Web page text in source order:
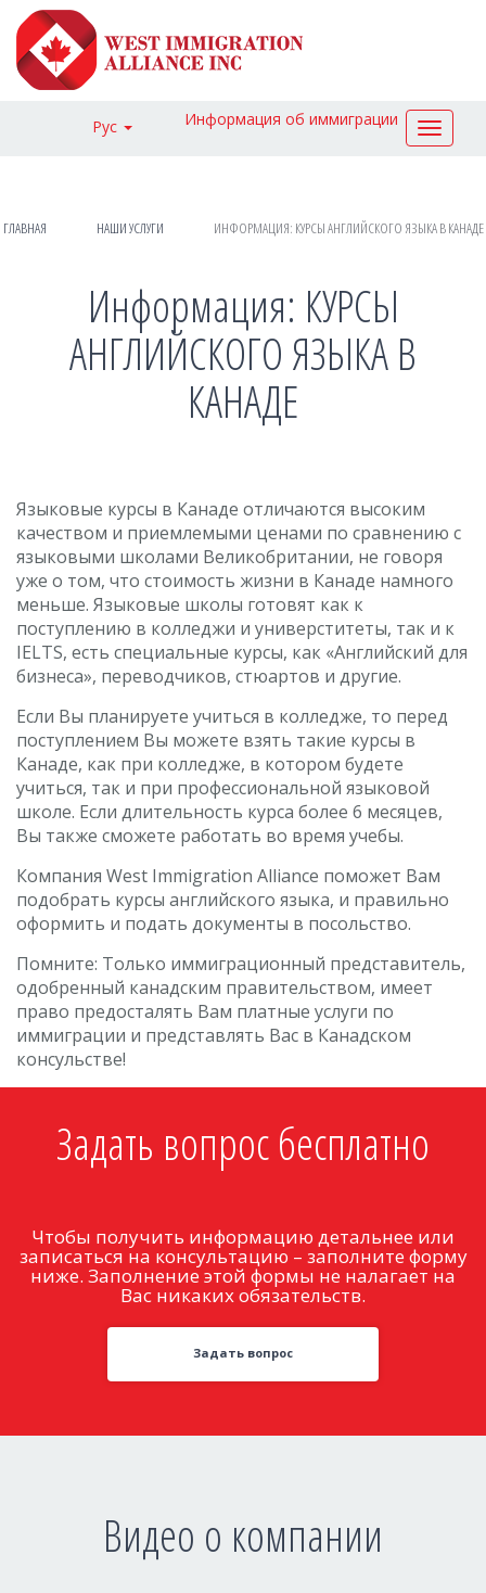
Toggle
Информация об иммиграции
Рус
ГЛАВНАЯ НАШИ УСЛУГИ ИНФОРМАЦИЯ: КУРСЫ АНГЛИЙСКОГО ЯЗЫКА В КАНАДЕ
Информация: КУРСЫ
АНГЛИЙСКОГО ЯЗЫКА В
КАНАДЕ
Языковые курсы в Канаде отличаются высоким
качеством и приемлемыми ценами по сравнению с
языковыми школами Великобритании, не говоря
уже о том, что стоимость жизни в Канаде намного
меньше. Языковые школы готовят как к
поступлению в колледжи и универститеты, так и к
IELTS, есть специальные курсы, как «Английский для
бизнеса», переводчиков, стюартов и другие.
Если Вы планируете учиться в колледже, то перед
поступлением Вы можете взять такие курсы в
Канаде, как при колледже, в котором будете
учиться, так и при профессиональной языковой
школе. Если длительность курса более 6 месяцев,
Вы также сможете работать во время учебы.
Компания West Immigration Alliance поможет Вам
подобрать курсы английского языка, и правильно
оформить и подать документы в посольство.
Помните: Только иммиграционный представитель,
одобренный канадским правительством, имеет
право предосталять Вам платные услуги по
иммиграции и представлять Вас в Канадском
консульстве!
Задать вопрос бесплатно
Чтобы получить информацию детальнее или
записаться на консультацию – заполните форму
ниже. Заполнение этой формы не налагает на
Вас никаких обязательств.
Задать вопрос
Видео о компании